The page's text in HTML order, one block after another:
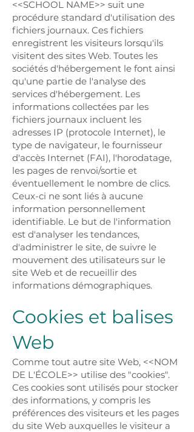
<<SCHOOL NAME>> suit une
procédure standard d'utilisation des
fichiers journaux. Ces fichiers
enregistrent les visiteurs lorsqu'ils
visitent des sites Web. Toutes les
sociétés d'hébergement le font ainsi
qu'une partie de l'analyse des
services d'hébergement. Les
informations collectées par les
fichiers journaux incluent les
adresses IP (protocole Internet), le
type de navigateur, le fournisseur
d'accès Internet (FAI), l'horodatage,
les pages de renvoi/sortie et
éventuellement le nombre de clics.
Ceux-ci ne sont liés à aucune
information personnellement
identifiable. Le but de l'information
est d'analyser les tendances,
d'administrer le site, de suivre le
mouvement des utilisateurs sur le
site Web et de recueillir des
informations démographiques.
Cookies et balises
Web
Comme tout autre site Web, <<NOM
DE L'ÉCOLE>> utilise des "cookies".
Ces cookies sont utilisés pour stocker
des informations, y compris les
préférences des visiteurs et les pages
du site Web auxquelles le visiteur a